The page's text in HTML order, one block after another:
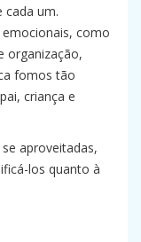
cada um.
como
organização,
fomos tão
criança e
aproveitadas,
los quanto à